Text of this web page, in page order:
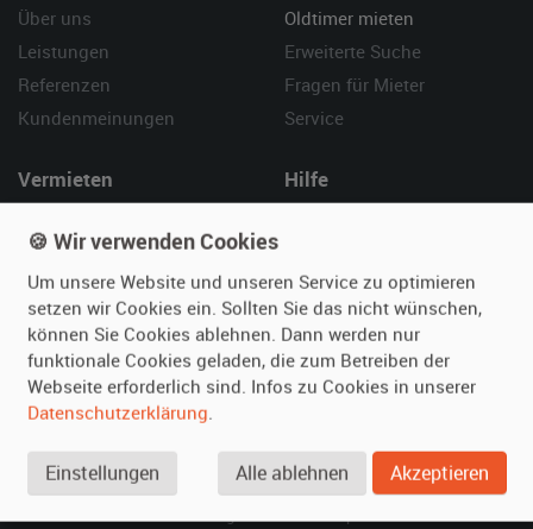
Über uns
Leistungen
Referenzen
Kundenmeinungen
Oldtimer mieten
Erweiterte Suche
Fragen für Mieter
Service
Vermieten
Fotos senden
Fragen für Vermieter
Inserat verwalten
Hilfe
Kontakt
SPECIAL
Berühmte Filmautos –
🍪 Wir verwenden Cookies
Um unsere Website und unseren Service zu optimieren
setzen wir Cookies ein. Sollten Sie das nicht wünschen,
können Sie Cookies ablehnen. Dann werden nur
funktionale Cookies geladen, die zum Betreiben der
Webseite erforderlich sind. Infos zu Cookies in unserer
Datenschutzerklärung.
Einstellungen Alle ablehnen Akzeptieren